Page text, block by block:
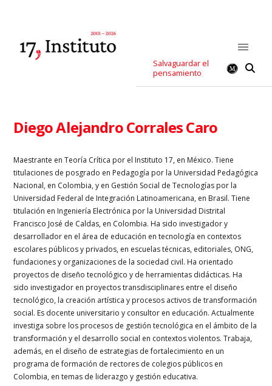
Salvaguardar el
pensamiento
Diego Alejandro Corrales Caro
Maestrante en Teoría Crítica por el Instituto 17, en México. Tiene
titulaciones de posgrado en Pedagogía por la Universidad Pedagógica
Nacional, en Colombia, y en Gestión Social de Tecnologías por la
Universidad Federal de Integración Latinoamericana, en Brasil. Tiene
titulación en Ingeniería Electrónica por la Universidad Distrital
Francisco José de Caldas, en Colombia. Ha sido investigador y
desarrollador en el área de educación en tecnología en contextos
escolares públicos y privados, en escuelas técnicas, editoriales, ONG,
fundaciones y organizaciones de la sociedad civil. Ha orientado
proyectos de diseño tecnológico y de herramientas didácticas. Ha
sido investigador en proyectos transdisciplinares entre el diseño
tecnológico, la creación artística y procesos activos de transformación
social. Es docente universitario y consultor en educación. Actualmente
investiga sobre los procesos de gestión tecnológica en el ámbito de la
transformación y el desarrollo social en contextos violentos. Trabaja,
además, en el diseño de estrategias de fortalecimiento en un
programa de formación de rectores de colegios públicos en
Colombia, en temas de liderazgo y gestión educativa.